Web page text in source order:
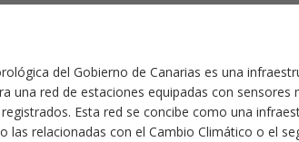
del Gobierno de Canarias es una
una red de estaciones equipadas con
Esta red se concibe como una
las relacionadas con el Cambio Climático o el